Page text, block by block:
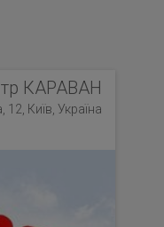
КАРАВАН
12, Київ, Україна